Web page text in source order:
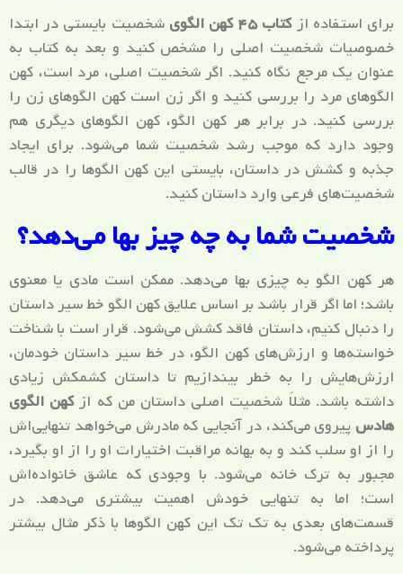
برای استفاده ازکتاب ۴۵ کهن الگوی
شخصیت بایستی در ابتدا
خصوصیات شخصیت اصلی را مشخص کنید و بعد به کتاب به
عنوان یک مرجع نگاه کنید. اگر شخصیت اصلی، مرد است، کهن
الگوهای مرد را بررسی کنید و اگر زن است کهن الگوهای زن را
بررسی کنید. در برابر هر کهن الگو، کهن الگوهای دیگری هم
وجود دارد که موجب رشد شخصیت شما می‌شود. برای ایجاد
جذبه و کشش در داستان، بایستی این کهن الگوها را در قالب
شخصیت‌های فرعی وارد داستان کنید.
شخصیت شما به چه چیز بها می‌دهد؟
هر کهن الگو به چیزی بها می‌دهد. ممکن است مادی یا معنوی
باشد؛ اما اگر قرار باشد بر اساس علایق کهن الگو خط سیر داستان
را دنبال کنیم، داستان فاقد کشش می‌شود. قرار است با شناخت
خواسته‌ها و ارزش‌های کهن الگو، در خط سیر داستان خودمان،
ارزش‌هایش را به خطر بیندازیم تا داستان کشمکش زیادی
داشته باشد. مثلاً شخصیت اصلی داستان من که ازکهن الگوی
هادس پیروی می‌کند، در آنجایی که مادرش می‌خواهد تنهایی‌اش
را از او سلب کند و به بهانه مراقبت اختیارات او را از او بگیرد،
مجبور به ترک خانه می‌شود. با وجودی که عاشق خانواده‌اش
است؛ اما به تنهایی خودش اهمیت بیشتری می‌دهد. در
قسمت‌های بعدی به تک تک این کهن الگوها با ذکر مثال بیشتر
پرداخته می‌شود.